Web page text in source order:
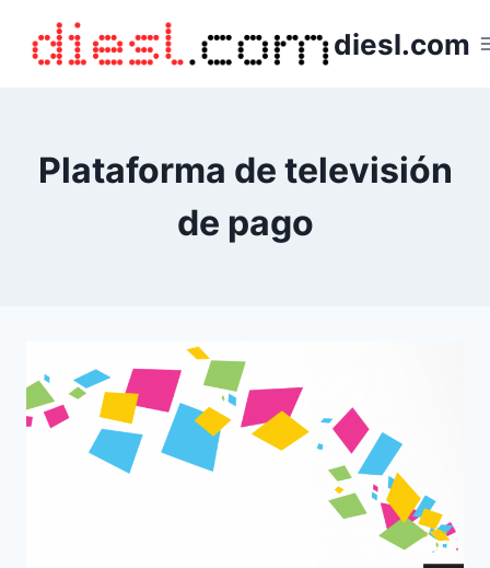
contenido
diesl.com
Plataforma de televisión
de pago